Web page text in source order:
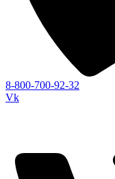
8-800-700-92-32
Vk